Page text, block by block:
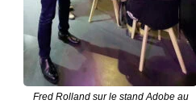
Fred Rolland sur le stand Adobe au